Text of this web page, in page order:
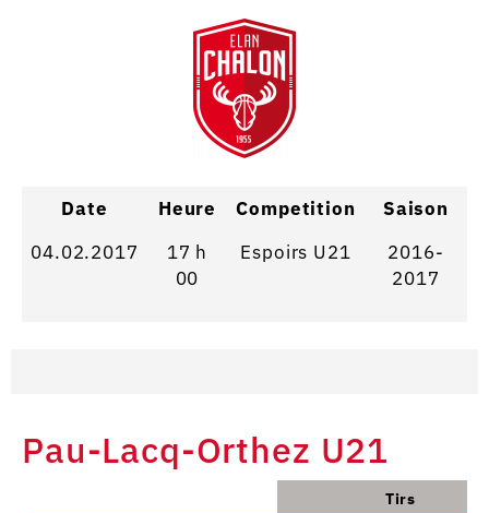
Date Heure Competition
Saison
04.02.2017
17 h
00
Espoirs U21
2016-
2017
Pau-Lacq-Orthez U21
Tirs